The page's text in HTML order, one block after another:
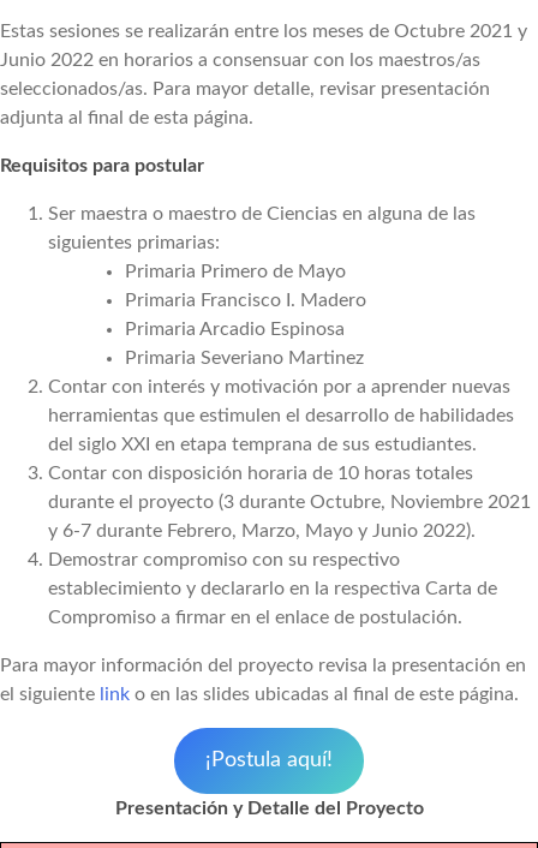
Estas sesiones se realizarán entre los meses de Octubre 2021 y
Junio 2022 en horarios a consensuar con los maestros/as
seleccionados/as. Para mayor detalle, revisar presentación
adjunta al final de esta página.
Requisitos para postular
Ser maestra o maestro de Ciencias en alguna de las
siguientes primarias:
Primaria Primero de Mayo
Primaria Francisco I. Madero
Primaria Arcadio Espinosa
Primaria Severiano Martinez
Contar con interés y motivación por a aprender nuevas
herramientas que estimulen el desarrollo de habilidades
del siglo XXI en etapa temprana de sus estudiantes.
Contar con disposición horaria de 10 horas totales
durante el proyecto (3 durante Octubre, Noviembre 2021
y 6-7 durante Febrero, Marzo, Mayo y Junio 2022).
Demostrar compromiso con su respectivo
establecimiento y declararlo en la respectiva Carta de
Compromiso a firmar en el enlace de postulación.
Para mayor información del proyecto revisa la presentación en
el siguiente link o en las slides ubicadas al final de este página.
¡Postula aquí!
Presentación y Detalle del Proyecto